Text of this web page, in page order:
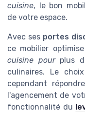
cuisine, le bon
de votre espace.
Avec ses portes
ce mobilier
cuisine pourplus
culinaires. Le
cependant
l'agencement de
fonctionnalité du